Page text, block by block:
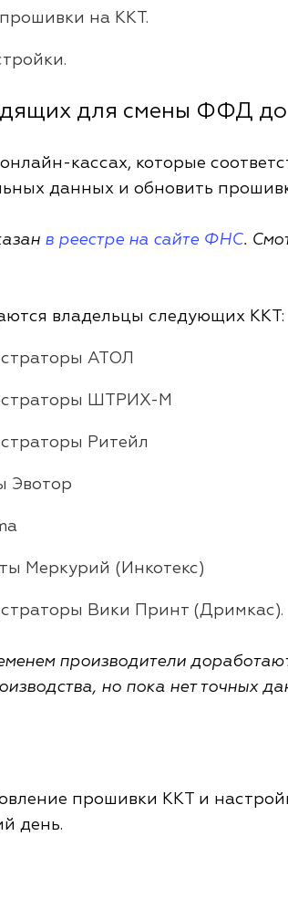
на ККТ.
для смены ФФД до
кассах, которые
данных и обновить
в реестре на сайте ФНС.
владельцы следующих ККТ:
АТОЛ
ШТРИХ-М
Ритейл
Эвотор
Меркурий (Инкотекс)
Вики Принт (Дримкас).
производители
но пока нет точных
прошивки ККТ и
день.